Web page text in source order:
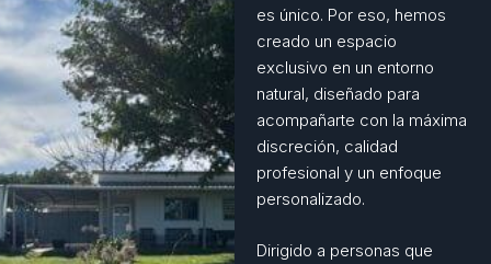
es único. Por eso, hemos
creado un espacio
exclusivo en un entorno
natural, diseñado para
acompañarte con la máxima
discreción, calidad
profesional y un enfoque
personalizado.
Dirigido a personas que